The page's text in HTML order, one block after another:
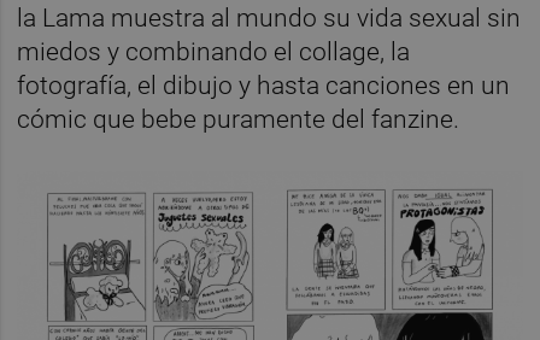
la Lama muestra al mundo su vida sexual sin
miedos y combinando el collage, la
fotografía, el dibujo y hasta canciones en un
cómic que bebe puramente del fanzine.